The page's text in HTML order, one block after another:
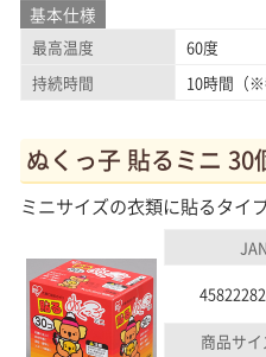
基本仕様
最高温度 60度
持続時間
10時間（※
ぬくっ子 貼るミニ 30
ミニサイズの衣類に貼るタイ
JAN
商品サ